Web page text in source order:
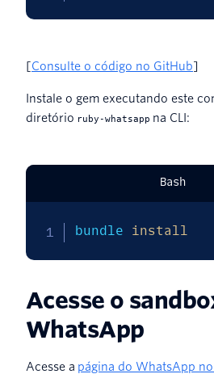
[Consulte o código no GitHub]
Instale o gem executando este
diretório ruby-whatsapp na CLI:
Bash
bundle install
Acesse o
WhatsApp
Acesse a página do WhatsApp